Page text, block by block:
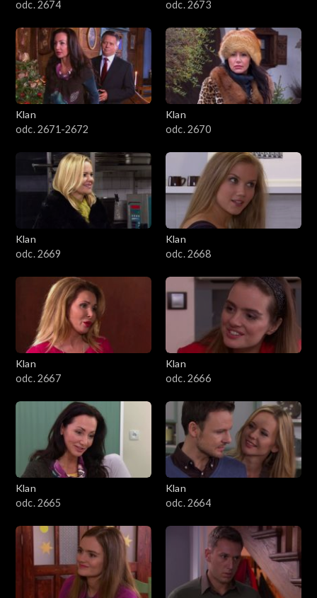
odc. 2674 odc. 2673
Klan
odc. 2671-2672
Klan
odc. 2670
Klan
odc. 2669
Klan
odc. 2668
Klan
odc. 2667
Klan
odc. 2666
Klan
odc. 2665
Klan
odc. 2664